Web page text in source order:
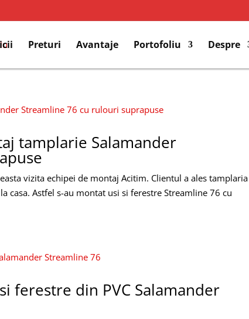
Preturi Avantaje Portofoliu Despre
tamplarie Salamander
vizita echipei de montaj Acitim. Clientul a ales tamplaria
casa. Astfel s-au montat usi si ferestre Streamline 76 cu
ferestre din PVC Salamander